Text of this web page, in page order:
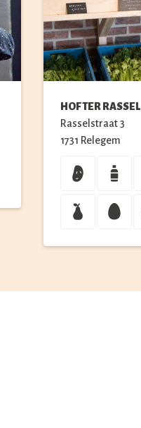
HOF TER RASSEL
Rasselstraat3
1731 Relegem